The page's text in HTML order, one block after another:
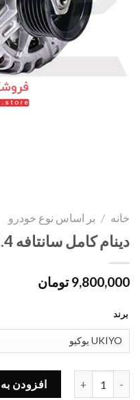
خانه / بر اساس نوع خودرو
دینام کامل سانتافه 2.4 (ix45)
9,800,000 تومان
برند
افزودن